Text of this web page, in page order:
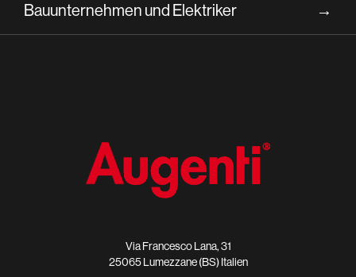
Bauunternehmen und Elektriker →
Via Francesco Lana, 31
25065 Lumezzane (BS) Italien